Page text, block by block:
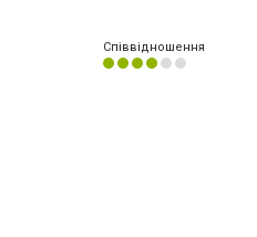
Співвідношення